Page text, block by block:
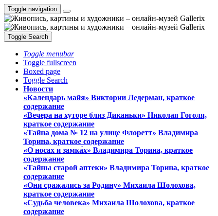
Toggle navigation
Toggle Search
Toggle menubar
Toggle fullscreen
Boxed page
Toggle Search
Новости
«Календарь майя» Виктории Ледерман, краткое
содержание
«Вечера на хуторе близ Диканьки» Николая Гоголя,
краткое содержание
«Тайна дома № 12 на улице Флоретт» Владимира
Торина, краткое содержание
«О носах и замка́х» Владимира Торина, краткое
содержание
«Тайны старой аптеки» Владимира Торина, краткое
содержание
«Они сражались за Родину» Михаила Шолохова,
краткое содержание
«Судьба человека» Михаила Шолохова, краткое
содержание